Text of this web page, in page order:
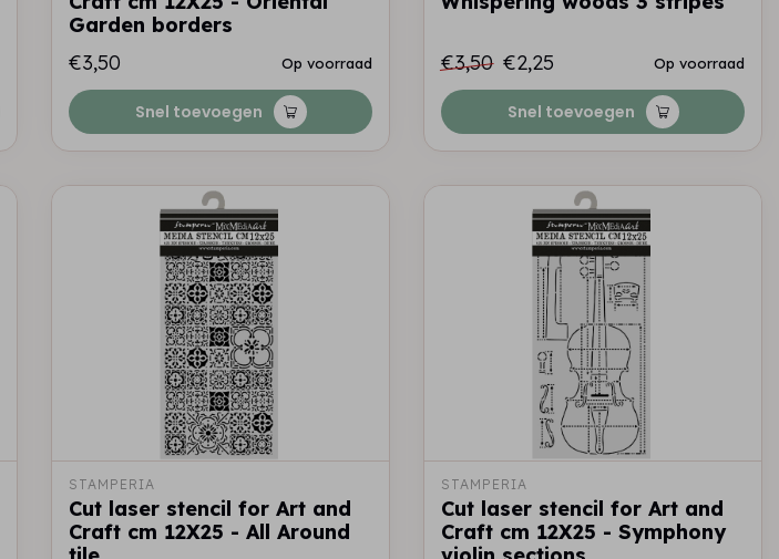
Garden borders
€3,50
Op voorraad
Snel toevoegen
€3,50 €2,25 Op voorraad
Snel toevoegen
STAMPERIA
Cut laser stencil for Art and
Craft cm 12X25 - All Around
STAMPERIA
Cut laser stencil for Art and
Craft cm 12X25 - Symphony